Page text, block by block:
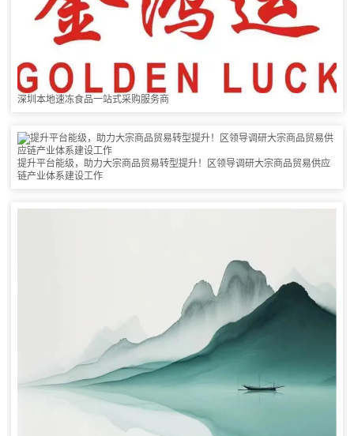
深圳本地速冻食品一站式采购服务商
提升平台能级，助力大宗商品贸易转型提升！区领导调研大宗商品贸易供应
链产业体系建设工作